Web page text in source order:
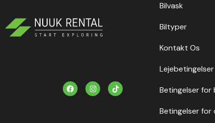
F
a
c
I
n
s
T
i
k
Bilvask
Biltyper
Kontakt Os
Lejebetingelser
Betingelser for
Betingelser for